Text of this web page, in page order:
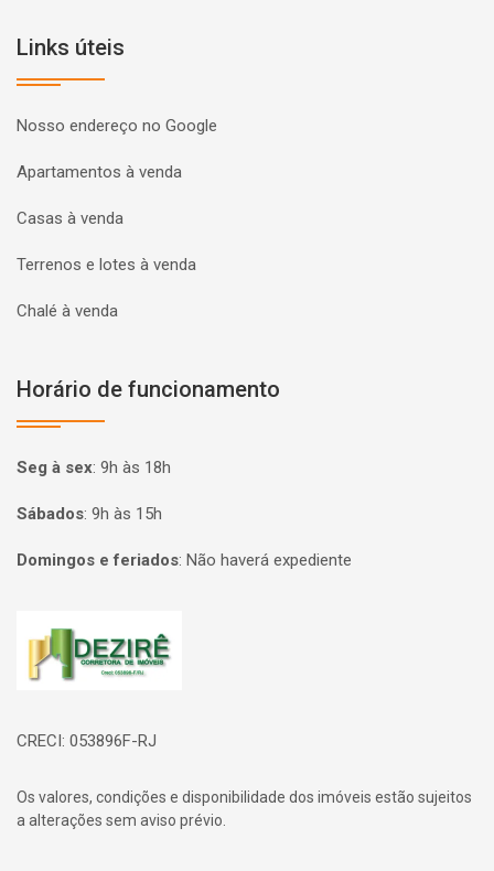
Links úteis
Nosso endereço no Google
Apartamentos à venda
Casas à venda
Terrenos e lotes à venda
Chalé à venda
Horário de funcionamento
Seg à sex: 9h às 18h
Sábados: 9h às 15h
Domingos e feriados: Não haverá expediente
Página inicial
CRECI: 053896F-RJ
Os valores, condições e disponibilidade dos imóveis estão sujeitos
a alterações sem aviso prévio.